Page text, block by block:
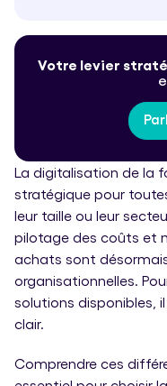
Votre levier
La digitalisation de la
stratégique pour
leur taille ou leur
pilotage des coûts et
achats sont
organisationnelles.
solutions disponibles,
clair.
Comprendre ces